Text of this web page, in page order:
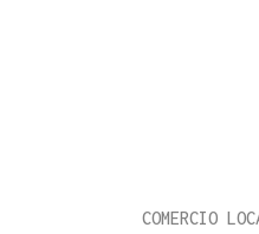
COMERCIO